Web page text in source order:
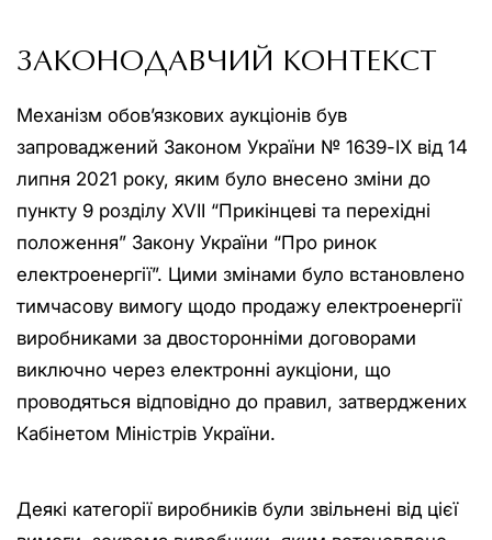
ЗАКОНОДАВЧИЙ КОНТЕКСТ
Механізм обов’язкових аукціонів був
запроваджений Законом України № 1639-IX від 14
липня 2021 року, яким було внесено зміни до
пункту 9 розділу XVII “Прикінцеві та перехідні
положення” Закону України “Про ринок
електроенергії”. Цими змінами було встановлено
тимчасову вимогу щодо продажу електроенергії
виробниками за двосторонніми договорами
виключно через електронні аукціони, що
проводяться відповідно до правил, затверджених
Кабінетом Міністрів України.
Деякі категорії виробників були звільнені від цієї